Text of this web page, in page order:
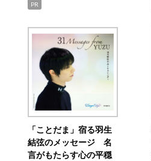
PR
「ことだま」宿る羽生
結弦のメッセージ 名
言がもたらす心の平穏